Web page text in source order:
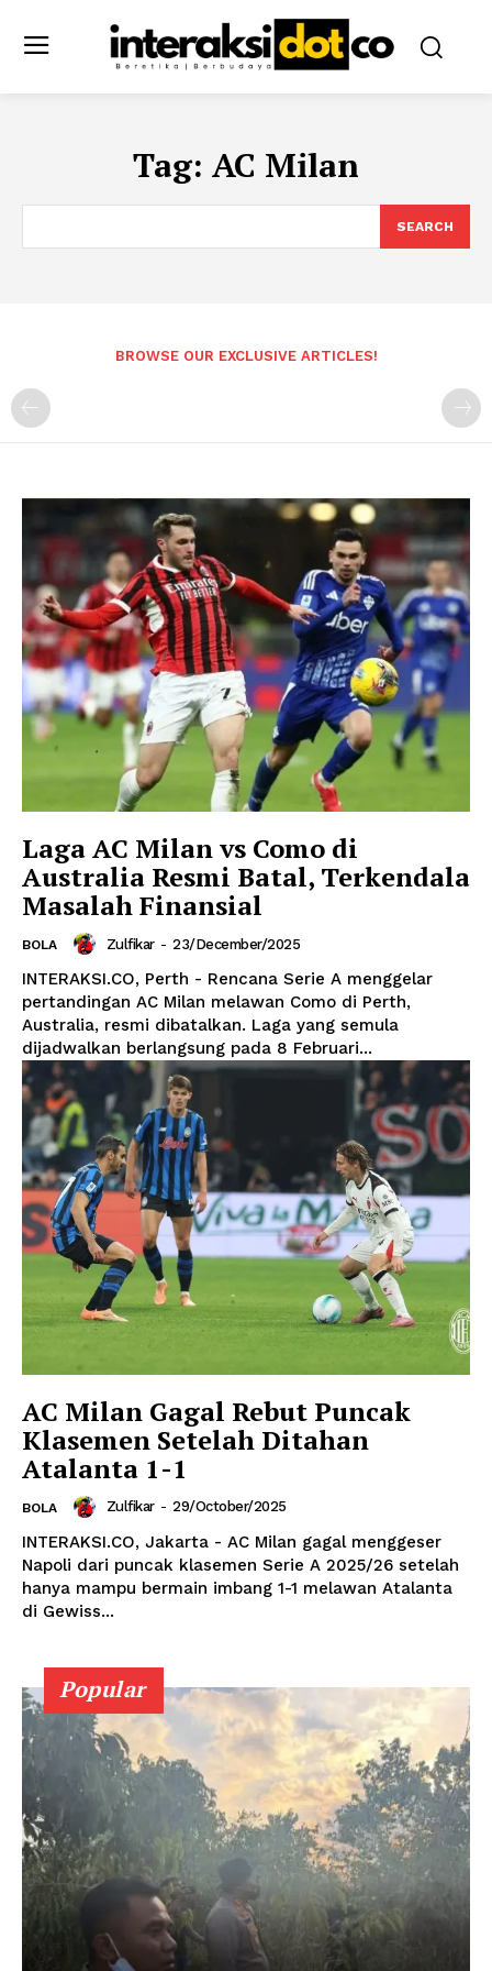
Tag: AC Milan
SEARCH
BROWSE OUR EXCLUSIVE ARTICLES!
Laga AC Milan vs Como di
Australia Resmi Batal, Terkendala
Masalah Finansial
BOLA Zulfikar - 23/December/2025
INTERAKSI.CO, Perth - Rencana Serie A menggelar
pertandingan AC Milan melawan Como di Perth,
Australia, resmi dibatalkan. Laga yang semula
dijadwalkan berlangsung pada 8 Februari...
AC Milan Gagal Rebut Puncak
Klasemen Setelah Ditahan
Atalanta 1-1
BOLA Zulfikar - 29/October/2025
INTERAKSI.CO, Jakarta - AC Milan gagal menggeser
Napoli dari puncak klasemen Serie A 2025/26 setelah
hanya mampu bermain imbang 1-1 melawan Atalanta
di Gewiss...
Popular